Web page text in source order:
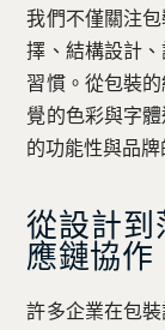
我們不僅關注
擇、結構設計
習慣。從包裝
覺的色彩與字
的功能性與品牌
從設計到
應鏈協作
許多企業在包